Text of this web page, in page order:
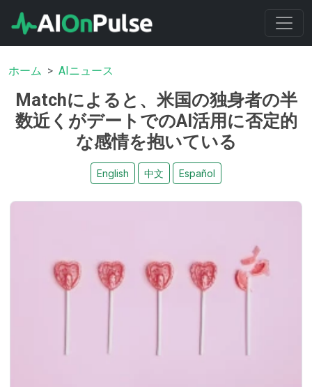
ホーム AIニュース
Matchによると、米国の独身者の半
数近くがデートでのAI活用に否定的
な感情を抱いている
English 中文 Español